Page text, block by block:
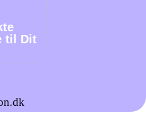
til Dit